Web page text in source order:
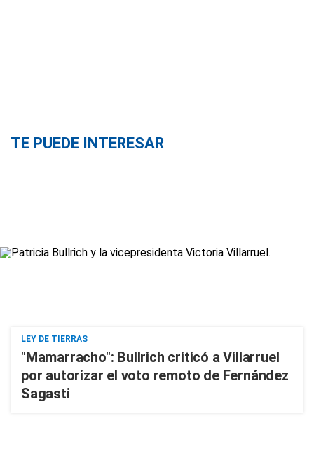
TE PUEDE INTERESAR
LEY DE TIERRAS
"Mamarracho": Bullrich criticó a Villarruel
por autorizar el voto remoto de Fernández
Sagasti